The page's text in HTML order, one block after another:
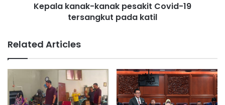
m
a
l
g
a
n
a
p
e
Kepala kanak-kanak pesakit Covid-19
tersangkut pada katil
Related Articles